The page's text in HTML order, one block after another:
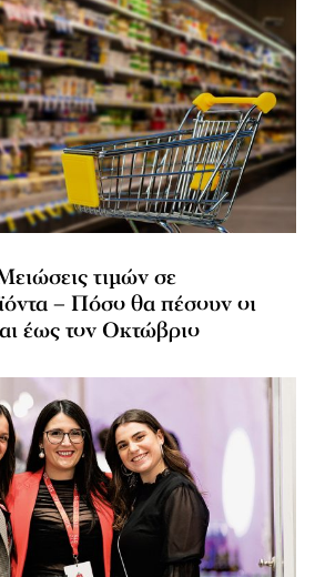
τιμών σε
– Πόσο θα πέσουν οι
έως τον Οκτώβριο